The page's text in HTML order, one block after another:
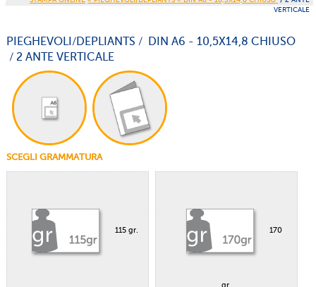
VERTICALE
PIEGHEVOLI/DEPLIANTS / DIN A6 - 10,5X14,8 CHIUSO
/ 2 ANTE VERTICALE
SCEGLI GRAMMATURA
115 gr. 170